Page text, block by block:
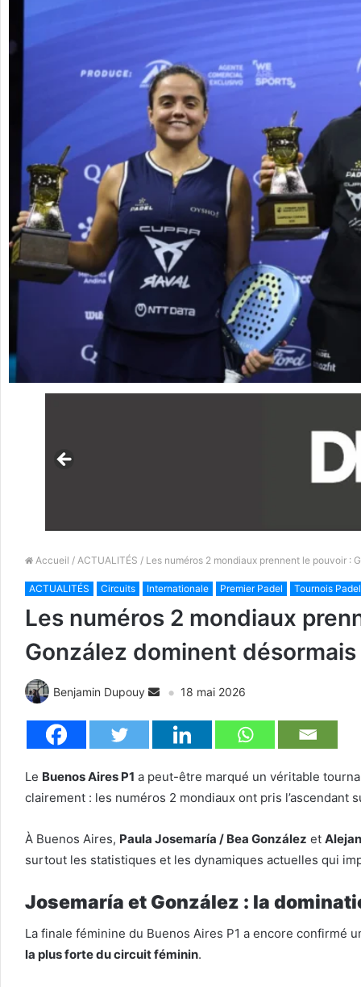
Accueil / ACTUALITÉS / Les numéros 2 mondiaux prennent le pouvoir :
ACTUALITÉS Circuits Internationale Premier Padel Tournois Padel
Les numéros 2 mondiaux
González dominent
Benjamin Dupouy 18 mai 2026
Le Buenos Aires P1 a peut-être marqué un véritable
clairement : les numéros 2 mondiaux ont pris
À Buenos Aires, Paula Josemaría / Bea González et
surtout les statistiques et les dynamiques actuelles qui
Josemaría et González : la
La finale féminine du Buenos Aires P1 a encore confirmé
la plus forte du circuit féminin.